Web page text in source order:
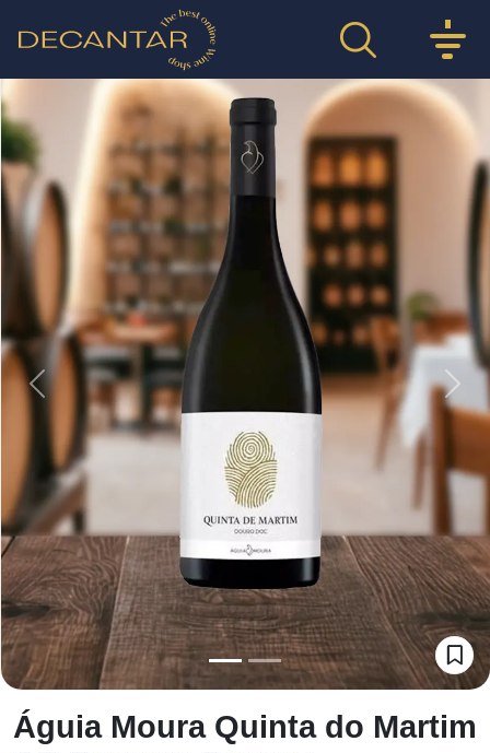
Previous
Águia Moura Quinta do Martim